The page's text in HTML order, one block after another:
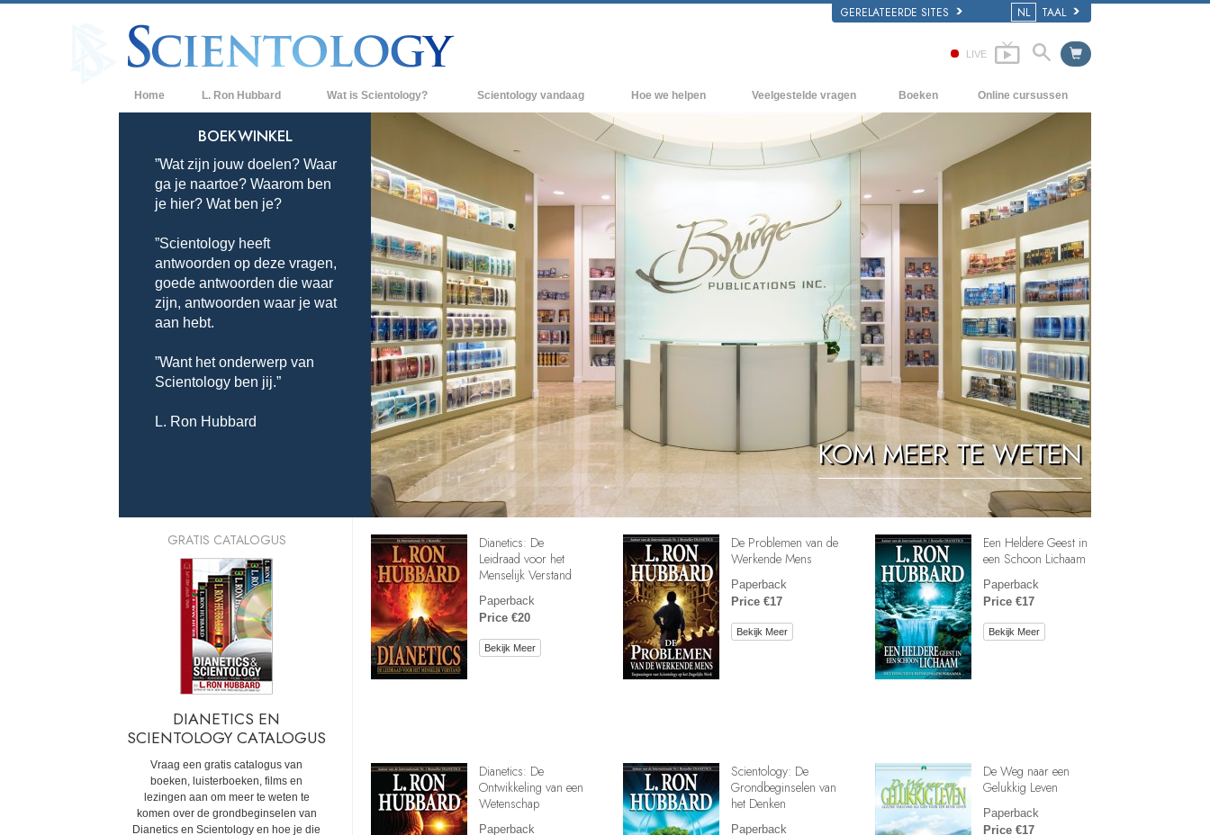
GERELATEERDE SITES NL TAAL
LIVE
Home L. Ron Hubbard Wat is Scientology?
Overtuigingen & Praktijken
De Credo’s en Codes van Scientology
Wat scientologen zeggen over
Maak kennis met een scientoloog
Binnen in een Kerk
De Grondbeginselen van Scientology
Een Inleiding tot Dianetics
Liefde en Haat –
Wat is Grootheid?
Scientology vandaag
Nieuwe Scientology Kerken
Hogere Organisaties
Flag Land Base
Freewinds
Scientology beschikbaar maken voor de
hele wereld
David Miscavige - Kerkelijk Leider van
Scientology
Hoe we helpen Veelgestelde vragen
Achtergrond en Grondbeginselen
Binnen in een Kerk
De organisatie van Scientology
Boeken
Beginnersboeken
Luisterboeken
Introductielezingen
Films
Online cursussen
Hoe men Conflicten moet oplossen
De Drijfveren van het Bestaan
De Componenten van Begrip
Oplossingen voor een Gevaarlijke
Omgeving
Assisten voor Ziektes en Verwondingen
Integriteit en Eerlijkheid
Het Huwelijk
De Toonschaal van Emoties
Oplossingen voor het Drugsprobleem
Kinderen
Hulpmiddelen bij het Dagelijks Werk
Ethiek en de Condities
De Oorzaak van Onderdrukking
Feitenonderzoek
De Grondbeginselen van Organiseren
De Grondslagen van Public Relations
KOM MEER TE WETEN
BOEKWINKEL
”Wat zijn jouw doelen? Waar
ga je naartoe? Waarom ben
je hier? Wat ben je?
”Scientology heeft
antwoorden op deze vragen,
goede antwoorden die waar
zijn, antwoorden waar je wat
aan hebt.
”Want het onderwerp van
Scientology ben jij.”
L. Ron Hubbard
Dianetics: De
Leidraad voor het
Menselijk Verstand
Paperback
Price €20
Bekijk Meer
De Problemen van de
Werkende Mens
Paperback
Price €17
Bekijk Meer
Een Heldere Geest in
een Schoon Lichaam
Paperback
Price €17
Bekijk Meer
Dianetics: De
Ontwikkeling van een
Wetenschap
Paperback
Scientology: De
Grondbeginselen van
het Denken
Paperback
De Weg naar een
Gelukkig Leven
Paperback
Price €17
GRATIS CATALOGUS
DIANETICS EN
SCIENTOLOGY CATALOGUS
Vraag een gratis catalogus van
boeken, luisterboeken, films en
lezingen aan om meer te weten te
komen over de grondbeginselen van
Dianetics en Scientology en hoe je die